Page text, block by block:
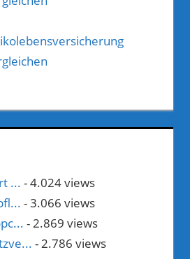
... - 4.024 views
- 3.066 views
- 2.869 views
- 2.786 views